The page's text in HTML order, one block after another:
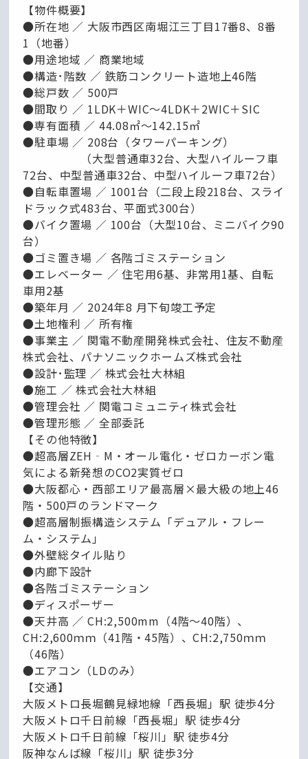
【物件概要】
●所在地 ／ 大阪市西区南堀江三丁目17番8、8番
1（地番）
●用途地域 ／ 商業地域
●構造･階数 ／ 鉄筋コンクリート造地上46階
●総戸数 ／ 500戸
●間取り ／ 1LDK＋WIC～4LDK＋2WIC＋SIC
●専有面積 ／ 44.08㎡～142.15㎡
●駐車場 ／ 208台（タワーパーキング）
（大型普通車32台、大型ハイルーフ車
72台、中型普通車32台、中型ハイルーフ車72台）
●自転車置場 ／ 1001台（二段上段218台、スライ
ドラック式483台、平面式300台）
●バイク置場 ／ 100台（大型10台、ミニバイク90
台）
●ゴミ置き場 ／ 各階ゴミステーション
●エレベーター ／ 住宅用6基、非常用1基、自転
車用2基
●築年月 ／ 2024年8 月下旬竣工予定
●土地権利 ／ 所有権
●事業主 ／ 関電不動産開発株式会社、住友不動産
株式会社、パナソニックホームズ株式会社
●設計･監理 ／ 株式会社大林組
●施工 ／ 株式会社大林組
●管理会社 ／ 関電コミュニティ株式会社
●管理形態 ／ 全部委託
【その他特徴】
●超高層ZEH‐M・オール電化・ゼロカーボン電
気による新発想のCO2実質ゼロ
●大阪都心・西部エリア最高層×最大級の地上46
階・500戸のランドマーク
●超高層制振構造システム「デュアル・フレー
ム・システム」
●外壁総タイル貼り
●内廊下設計
●各階ゴミステーション
●ディスポーザー
●天井高 ／ CH:2,500mm（4階～40階）、
CH:2,600ｍｍ（41階・45階）、CH:2,750ｍｍ
（46階）
●エアコン（LDのみ）
【交通】
大阪メトロ長堀鶴見緑地線「西長堀」駅 徒歩4分
大阪メトロ千日前線「西長堀」駅 徒歩4分
大阪メトロ千日前線「桜川」駅 徒歩4分
阪神なんば線「桜川」駅 徒歩3分